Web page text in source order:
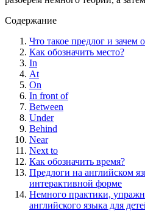
Содержание
Что такое предлог и зачем
Как обозначить место?
In
At
On
In front of
Between
Under
Behind
Near
Next to
Как обозначить время?
Предлоги на английском
интерактивной форме
Немного практики,
английского языка для